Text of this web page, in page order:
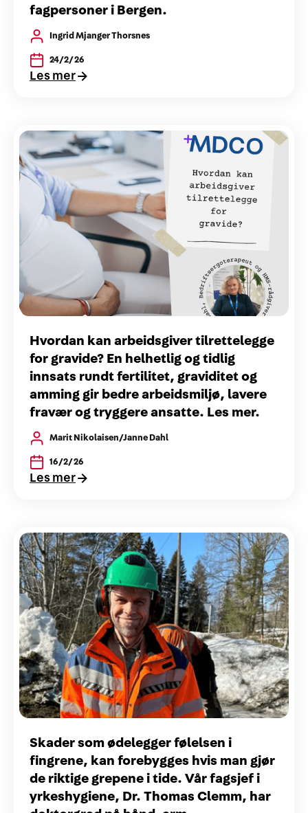
fagpersoner i Bergen.
Ingrid Mjanger Thorsnes
24/2/26
Les mer
Hvordan kan arbeidsgiver tilrettelegge
for gravide? En helhetlig og tidlig
innsats rundt fertilitet, graviditet og
amming gir bedre arbeidsmiljø, lavere
fravær og tryggere ansatte. Les mer.
Marit Nikolaisen/Janne Dahl
16/2/26
Les mer
Skader som ødelegger følelsen i
fingrene, kan forebygges hvis man gjør
de riktige grepene i tide. Vår fagsjef i
yrkeshygiene, Dr. Thomas Clemm, har